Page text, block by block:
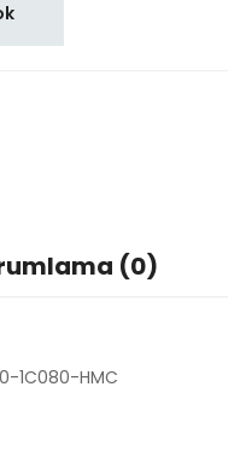
(0)
1C080-HMC